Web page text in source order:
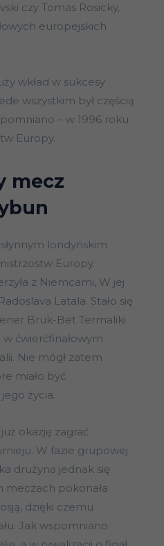
czy Tomas Rosicky,
europejskich
wkład w sukcesy
wszystkim był częścią
– w 1996 roku
Europy.
mecz
londyńskim
Europy.
z Niemcami, W jej
Latala. Stało się
Bruk-Bet Termaliki
ćwierćfinałowym
Nie mógł zatem
miało być
życia.
okazję zagrać
W fazie grupowej
drużyna jednak się
meczach pokonała
dzięki czemu
Jak wspomniano